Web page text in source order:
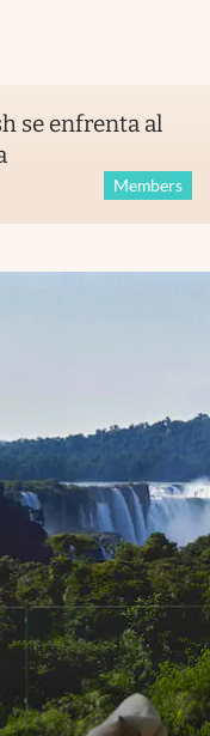
se enfrenta al
Members